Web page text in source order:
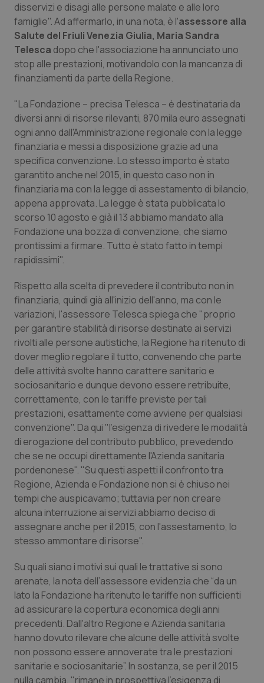
Lazio
Liguria
Lombardia
Marche
Molise
Piemonte
Provincia Autonoma di Bolzano
Provincia Autonoma di Trento
Puglia
Sardegna
Sicilia
Toscana
Umbria
Valle D’Aosta
Veneto
Diabete & glucometri
Disturbi dell’umore
Dolore
Donna & Salute
Epatiti
HIV
Infezioni & Febbre
Ipertensione & Scompenso
Malattie rare
Malattia di Crohn & Rettocolite Ulcerosa
Neuroscienze & patologie neurodegenerative
Obesità
Oftalmologia
Oncodermatologia
Oncoematologia
Oncologia & Nutrizione
Psoriasi & pelle
Quotidiano Cardiologia
Quotidiano Chirurgia
Quotidiano Oncologia
Quotidiano Pediatria
Rene & patologie urogenitali
disservizi e disagi alle persone malate e alle loro
famiglie". Ad affermarlo, in una nota, è l'assessore alla
Salute del Friuli Venezia Giulia, Maria Sandra
Telesca dopo che l'associazione ha annunciato uno
stop alle prestazioni, motivandolo con la mancanza di
finanziamenti da parte della Regione.
"La Fondazione – precisa Telesca – è destinataria da
diversi anni di risorse rilevanti, 870 mila euro assegnati
ogni anno dall'Amministrazione regionale con la legge
finanziaria e messi a disposizione grazie ad una
specifica convenzione. Lo stesso importo è stato
garantito anche nel 2015, in questo caso non in
finanziaria ma con la legge di assestamento di bilancio,
appena approvata. La legge è stata pubblicata lo
scorso 10 agosto e già il 13 abbiamo mandato alla
Fondazione una bozza di convenzione, che siamo
prontissimi a firmare. Tutto è stato fatto in tempi
rapidissimi".
Rispetto alla scelta di prevedere il contributo non in
finanziaria, quindi già all'inizio dell'anno, ma con le
variazioni, l'assessore Telesca spiega che "proprio
per garantire stabilità di risorse destinate ai servizi
rivolti alle persone autistiche, la Regione ha ritenuto di
dover meglio regolare il tutto, convenendo che parte
delle attività svolte hanno carattere sanitario e
sociosanitario e dunque devono essere retribuite,
correttamente, con le tariffe previste per tali
prestazioni, esattamente come avviene per qualsiasi
convenzione". Da qui "l'esigenza di rivedere le modalità
di erogazione del contributo pubblico, prevedendo
che se ne occupi direttamente l'Azienda sanitaria
pordenonese". "Su questi aspetti il confronto tra
Regione, Azienda e Fondazione non si è chiuso nei
tempi che auspicavamo; tuttavia per non creare
alcuna interruzione ai servizi abbiamo deciso di
assegnare anche per il 2015, con l'assestamento, lo
stesso ammontare di risorse".
Su quali siano i motivi sui quali le trattative si sono
arenate, la nota dell’assessore evidenzia che “da un
lato la Fondazione ha ritenuto le tariffe non sufficienti
ad assicurare la copertura economica degli anni
precedenti. Dall'altro Regione e Azienda sanitaria
hanno dovuto rilevare che alcune delle attività svolte
non possono essere annoverate tra le prestazioni
sanitarie e sociosanitarie”. In sostanza, se per il 2015
nulla cambia, "rimane in prospettiva l'esigenza di